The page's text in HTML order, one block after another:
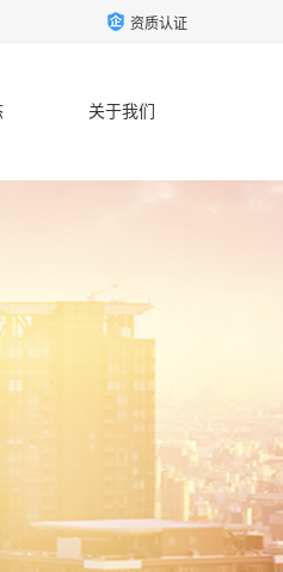
资质认证
关于我们